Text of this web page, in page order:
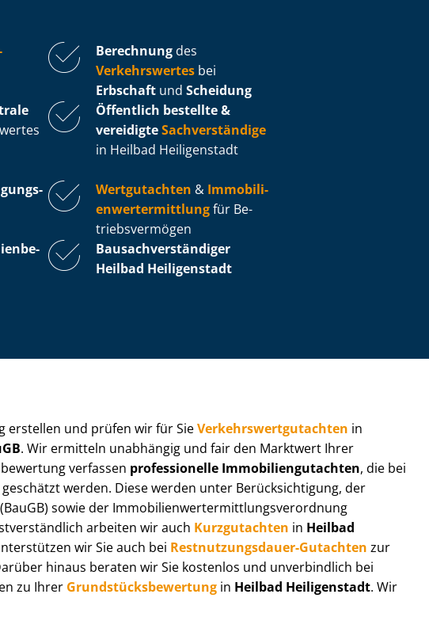
Berechnung des
Verkehrswertes bei
Erbschaft und Scheidung
Öffentlich bestellte &
vereidigteSachverständige
in Heilbad Heiligenstadt
Wertgutachten & Im­mo­bi­li­
en­wert­ermitt­lungfür Be­
triebs­ver­mö­gen
Bau­sach­ver­stän­di­ger
Heilbad Heiligenstadt
erstellen und prüfen wir für SieVer­kehrs­wert­gut­ach­ten in
. Wir ermitteln unabhängig und fair den Marktwert Ihrer
verfassen professionelle Im­mo­bi­li­en­gut­ach­ten, die bei
werden. Diese werden unter Be­rück­sich­ti­gung, der
sowie der Im­mo­bi­li­en­wert­ermitt­lungs­ver­ord­nung
arbeiten wir auch Kurzgutachten in Heilbad
wir Sie auch bei Rest­nut­zungs­dau­er-Gutachten zur
hinaus beraten wir Sie kostenlos und unverbindlich bei
zu Ihrer Grund­stücks­be­wer­tung in Heilbad Heiligenstadt. Wir